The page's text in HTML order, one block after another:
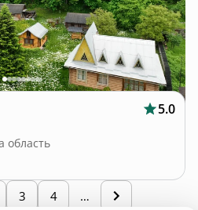
Bикористання cookies